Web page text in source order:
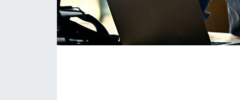
Sivil Toplum